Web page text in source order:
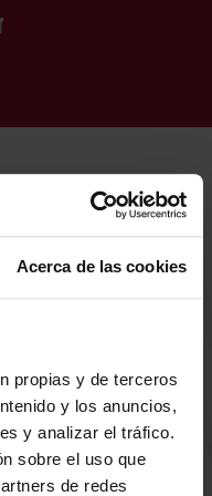
Acerca de las cookies
propias y de terceros
y los anuncios,
y analizar el tráfico.
sobre el uso que
de redes
izan lehena klubaren
eta onartzen dut eta
lehiaketei, eskaintzei
elektronikoak jaso nahi ditut.